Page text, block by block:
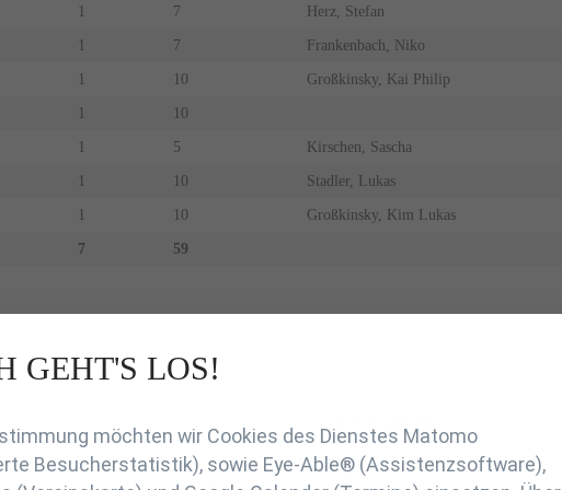
1 7 Herz, Stefan
7 Frankenbach, Niko
1 10 Großkinsky, Kai Philip
10
1 5 Kirschen, Sascha
10 Stadler, Lukas
1 10 Großkinsky, Kim Lukas
7 59
GEHT'S LOS!
möchten wir Cookies des Dienstes Matomo
Besucherstatistik), sowie Eye-Able® (Assistenzsoftware),